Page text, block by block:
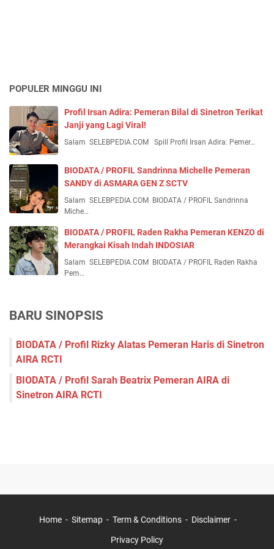
POPULER MINGGU INI
Profil Irsan Adira: Pemeran Bilal di Sinetron Terikat
Janji yang Lagi Viral!
Salam SELEBPEDIA.COM Spill Profil Irsan Adira: Pemer…
BIODATA / PROFIL Sandrinna Michelle Pemeran
SANDY di ASMARA GEN Z SCTV
Salam SELEBPEDIA.COM BIODATA / PROFIL Sandrinna
Miche…
BIODATA / PROFIL Raden Rakha Pemeran KENZO di
Merangkai Kisah Indah INDOSIAR
Salam SELEBPEDIA.COM BIODATA / PROFIL Raden Rakha
Pem…
BARU SINOPSIS
BIODATA / Profil Rizky Alatas Pemeran Haris di Sinetron
AIRA RCTI
BIODATA / Profil Sarah Beatrix Pemeran AIRA di
Sinetron AIRA RCTI
Home Sitemap Term & Conditions Disclaimer
Privacy Policy